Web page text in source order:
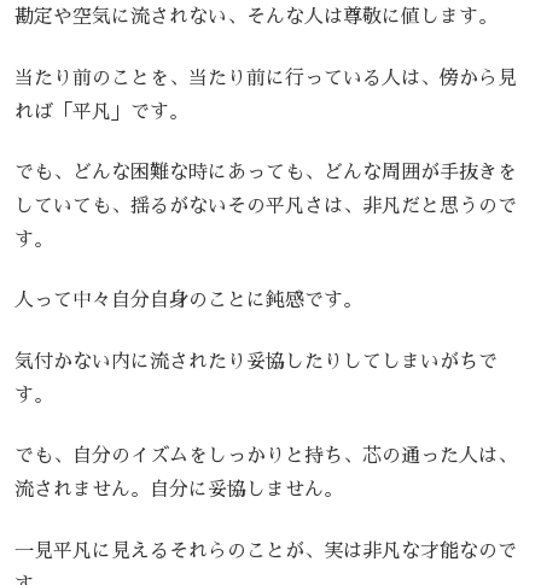
勘定や空気に流されない、そんな人は尊敬に値します。
当たり前のことを、当たり前に行っている人は、傍から見
れば「平凡」です。
でも、どんな困難な時にあっても、どんな周囲が手抜きを
していても、揺るがないその平凡さは、非凡だと思うので
す。
人って中々自分自身のことに鈍感です。
気付かない内に流されたり妥協したりしてしまいがちで
す。
でも、自分のイズムをしっかりと持ち、芯の通った人は、
流されません。自分に妥協しません。
一見平凡に見えるそれらのことが、実は非凡な才能なので